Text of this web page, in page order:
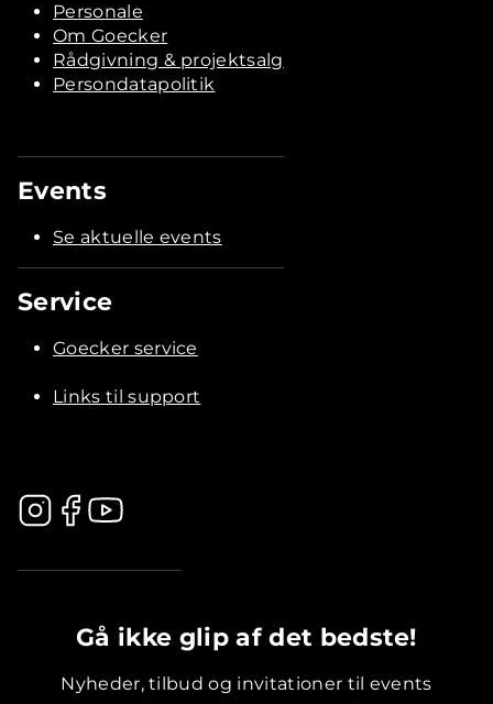
Personale
Om Goecker
Rådgivning & projektsalg
Persondatapolitik
Events
Se aktuelle events
Service
Goecker service
Links til support
Gå ikke glip af det bedste!
Nyheder, tilbud og invitationer til events